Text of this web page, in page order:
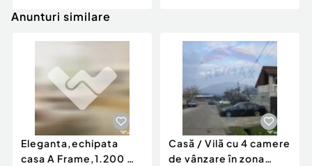
Anunturi similare
Eleganta,echipata
casa A Frame,1.200 mp
Casă / Vilă cu 4 camere
de vânzare în zona